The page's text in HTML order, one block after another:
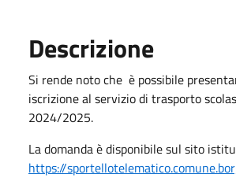
Descrizione
Si rende noto che è possibile
iscrizione al servizio di trasporto
2024/2025.
La domanda è disponibile sul sito
https://